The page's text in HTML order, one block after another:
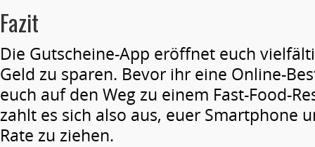
Fazit
Die Gutscheine-App eröffnet euch
Geld zu sparen. Bevor ihr eine Online-
euch auf den Weg zu einem Fast-Food-
zahlt es sich also aus, euer Smartphone
Rate zu ziehen.